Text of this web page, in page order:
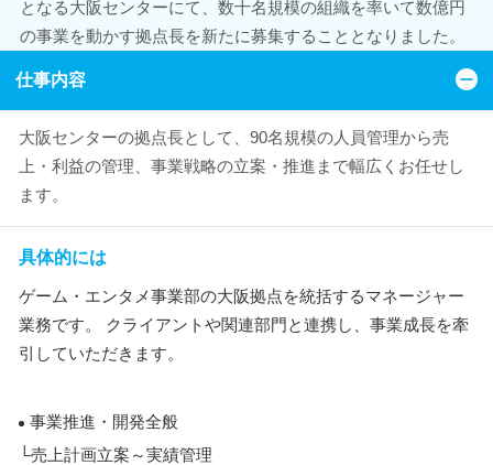
となる大阪センターにて、数十名規模の組織を率いて数億円
の事業を動かす拠点長を新たに募集することとなりました。
仕事内容
大阪センターの拠点長として、90名規模の人員管理から売
上・利益の管理、事業戦略の立案・推進まで幅広くお任せし
ます。
具体的には
ゲーム・エンタメ事業部の大阪拠点を統括するマネージャー
業務です。 クライアントや関連部門と連携し、事業成長を牽
引していただきます。
事業推進・開発全般
└売上計画立案～実績管理